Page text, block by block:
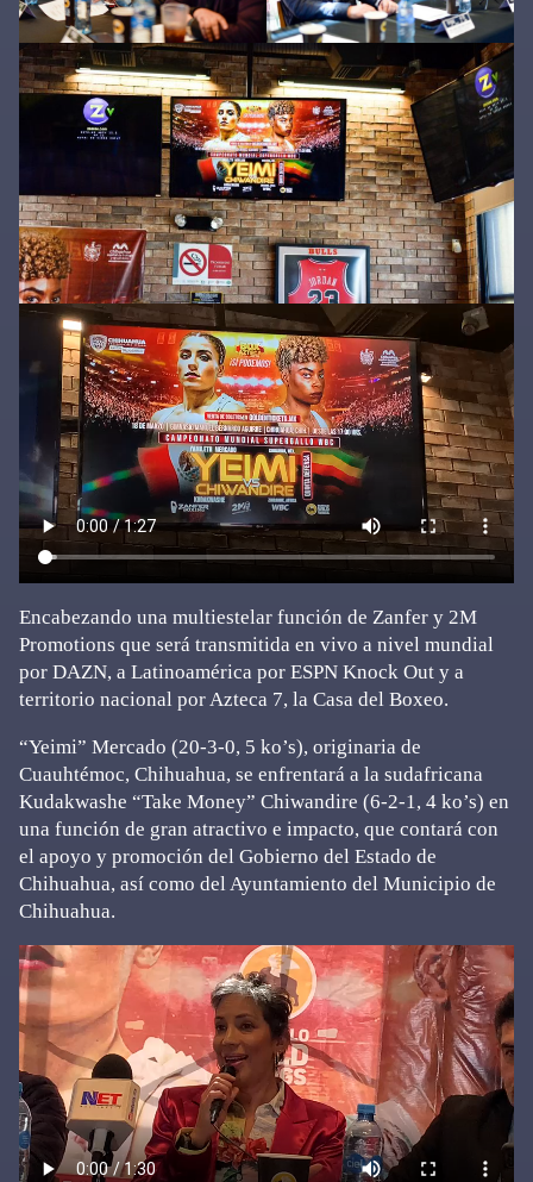
Encabezando una multiestelar función de Zanfer y 2M
Promotions que será transmitida en vivo a nivel mundial
por DAZN, a Latinoamérica por ESPN Knock Out y a
territorio nacional por Azteca 7, la Casa del Boxeo.
“Yeimi” Mercado (20-3-0, 5 ko’s), originaria de
Cuauhtémoc, Chihuahua, se enfrentará a la sudafricana
Kudakwashe “Take Money” Chiwandire (6-2-1, 4 ko’s) en
una función de gran atractivo e impacto, que contará con
el apoyo y promoción del Gobierno del Estado de
Chihuahua, así como del Ayuntamiento del Municipio de
Chihuahua.